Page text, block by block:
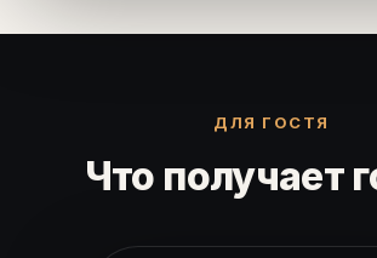
ДЛЯ ГОСТЯ
Что получает